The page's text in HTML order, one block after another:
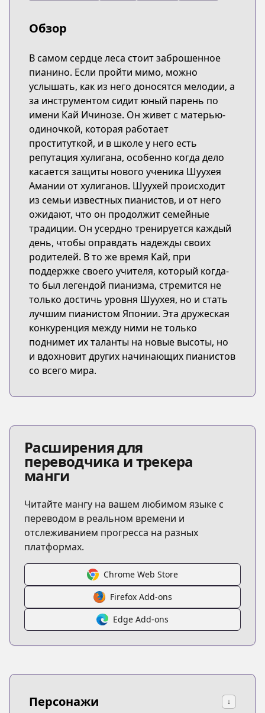
Обзор
В самом сердце леса стоит заброшенное
пианино. Если пройти мимо, можно
услышать, как из него доносятся мелодии, а
за инструментом сидит юный парень по
имени Кай Ичинозе. Он живет с матерью-
одиночкой, которая работает
проституткой, и в школе у него есть
репутация хулигана, особенно когда дело
касается защиты нового ученика Шуухея
Амании от хулиганов. Шуухей происходит
из семьи известных пианистов, и от него
ожидают, что он продолжит семейные
традиции. Он усердно тренируется каждый
день, чтобы оправдать надежды своих
родителей. В то же время Кай, при
поддержке своего учителя, который когда-
то был легендой пианизма, стремится не
только достичь уровня Шуухея, но и стать
лучшим пианистом Японии. Эта дружеская
конкуренция между ними не только
поднимет их таланты на новые высоты, но
и вдохновит других начинающих пианистов
со всего мира.
Расширения для
переводчика и трекера
манги
Читайте мангу на вашем любимом языке с
переводом в реальном времени и
отслеживанием прогресса на разных
платформах.
Chrome Web Store
Firefox Add-ons
Edge Add-ons
Персонажи ↓